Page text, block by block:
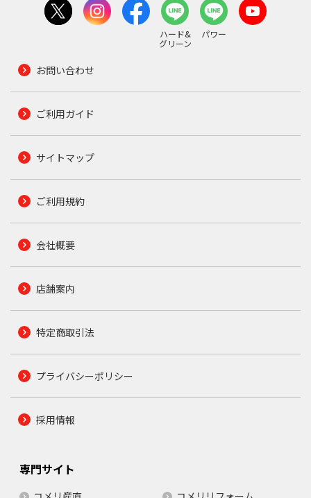
ハード&
グリーン
パワー
お問い合わせ
ご利用ガイド
サイトマップ
ご利用規約
会社概要
店舗案内
特定商取引法
プライバシーポリシー
採用情報
専門サイト